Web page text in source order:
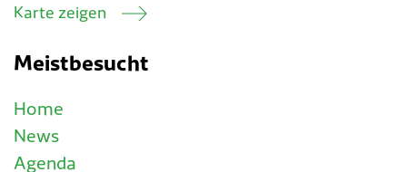
Karte zeigen
Meistbesucht
Home
News
Agenda